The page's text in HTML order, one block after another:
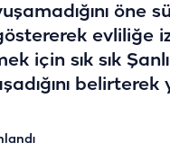
öne
için sık sık